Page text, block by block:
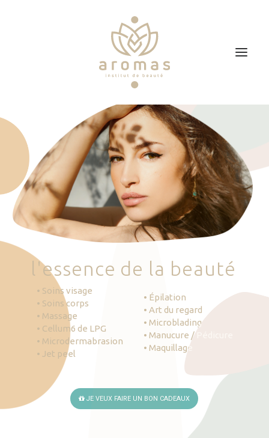
Soins
Je veux faire un bon cadeau
Plan d’accès
Prendre RDV
'essence de la beauté
• Soins visage
• Soins corps
• Massage
• Cellum6 de LPG
• Microdermabrasion
• Jet peel
• Épilation
• Art du regard
• Microblading
• Manucure / Pédicure
• Maquillage
JE VEUX FAIRE UN BON CADEAUX